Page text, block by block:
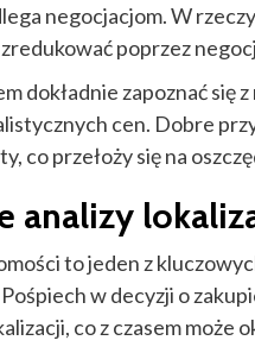
negocjacjom. W
poprzez
dokładnie zapoznać się
cen. Dobre
co przełoży się na
analizy
to jeden z
w decyzji o
co z czasem może